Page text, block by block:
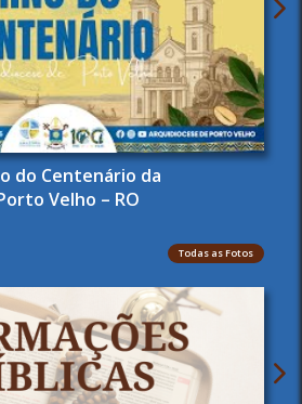
do Centenário da
Velho – RO
Todas as Fotos